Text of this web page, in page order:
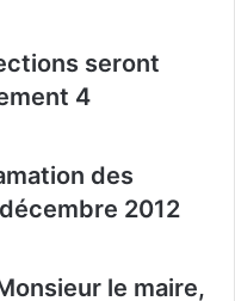
seront
4
des
2012
le maire,